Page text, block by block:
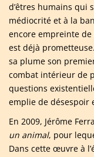
d’êtres humains qui
médiocrité et à la
encore empreinte
est déjà
sa plume son
combat intérieur de
questions
emplie de désespoir
En 2009, Jérôme
un animal, pour
Dans cette œuvre à